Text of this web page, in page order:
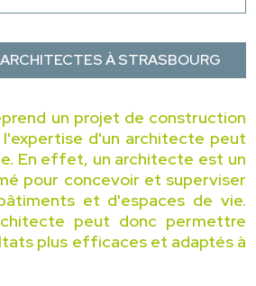
À STRASBOURG
un projet de construction
d'un architecte peut
En effet, un architecte est un
pour concevoir et superviser
et d'espaces de vie.
peut donc permettre
plus efficaces et adaptés à